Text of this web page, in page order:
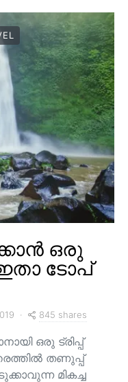
ഒരു
ടോപ്
845 shares
ഒരു ട്രിപ്പ്
തണുപ്പ്
മികച്ച